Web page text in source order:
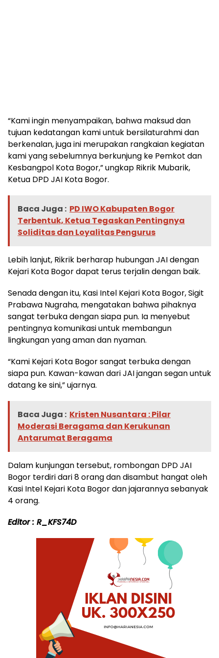
“Kami ingin menyampaikan, bahwa maksud dan
tujuan kedatangan kami untuk bersilaturahmi dan
berkenalan, juga ini merupakan rangkaian kegiatan
kami yang sebelumnya berkunjung ke Pemkot dan
Kesbangpol Kota Bogor,” ungkap Rikrik Mubarik,
Ketua DPD JAI Kota Bogor.
Baca Juga : PD IWO Kabupaten Bogor
Terbentuk, Ketua Tegaskan Pentingnya
Soliditas dan Loyalitas Pengurus
Lebih lanjut, Rikrik berharap hubungan JAI dengan
Kejari Kota Bogor dapat terus terjalin dengan baik.
Senada dengan itu, Kasi Intel Kejari Kota Bogor, Sigit
Prabawa Nugraha, mengatakan bahwa pihaknya
sangat terbuka dengan siapa pun. Ia menyebut
pentingnya komunikasi untuk membangun
lingkungan yang aman dan nyaman.
“Kami Kejari Kota Bogor sangat terbuka dengan
siapa pun. Kawan-kawan dari JAI jangan segan untuk
datang ke sini,” ujarnya.
Baca Juga : Kristen Nusantara : Pilar
Moderasi Beragama dan Kerukunan
Antarumat Beragama
Dalam kunjungan tersebut, rombongan DPD JAI
Bogor terdiri dari 8 orang dan disambut hangat oleh
Kasi Intel Kejari Kota Bogor dan jajarannya sebanyak
4 orang.
Editor : R_KFS74D